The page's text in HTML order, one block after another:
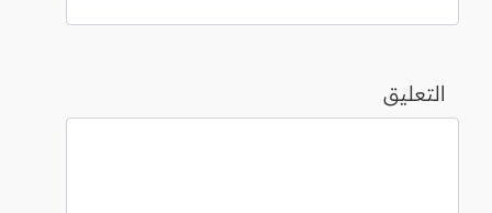
التعليق